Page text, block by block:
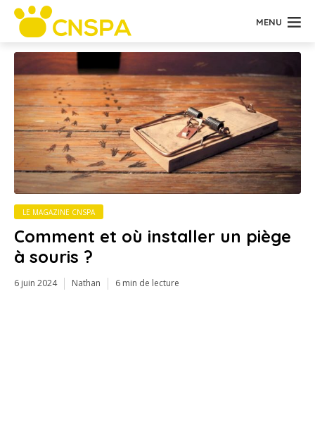
MENU
LE MAGAZINE CNSPA
Comment et où installer un piège
à souris ?
6 juin 2024 Nathan 6 min de lecture